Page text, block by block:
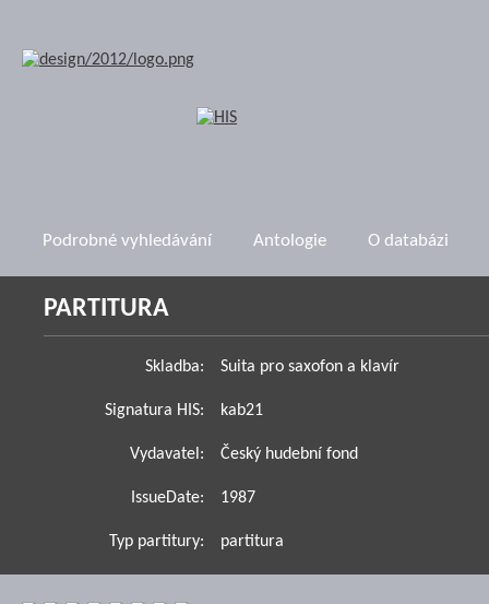
Podrobné vyhledávání Antologie O databázi
PARTITURA
Skladba: Suita pro saxofon a klavír
Signatura HIS: kab21
Vydavatel: Český hudební fond
IssueDate: 1987
Typ partitury: partitura